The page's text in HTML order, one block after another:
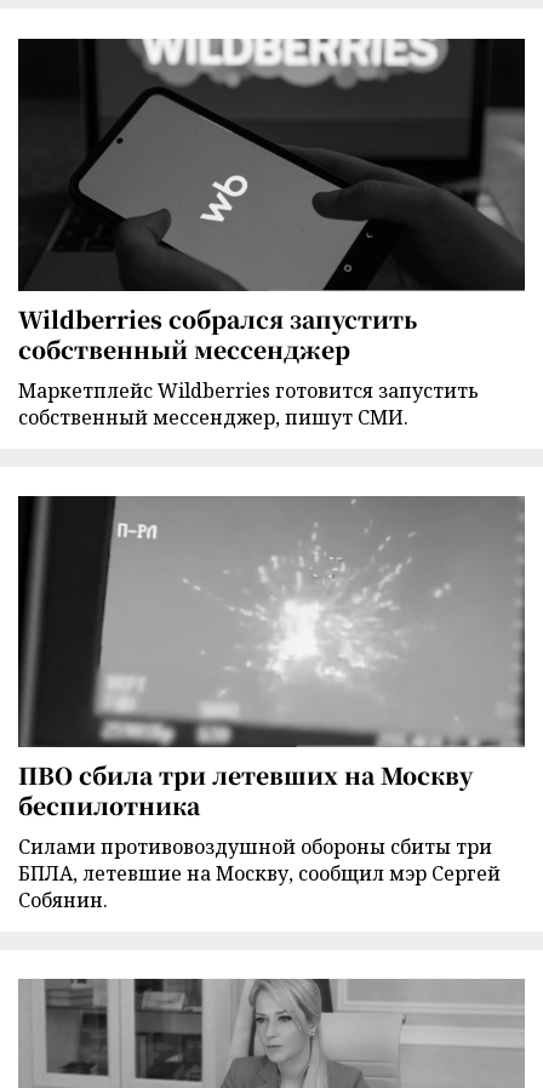
Wildberries собрался запустить
собственный мессенджер
Маркетплейс Wildberries готовится запустить
собственный мессенджер, пишут СМИ.
ПВО сбила три летевших на Москву
беспилотника
Силами противовоздушной обороны сбиты три
БПЛА, летевшие на Москву, сообщил мэр Сергей
Собянин.